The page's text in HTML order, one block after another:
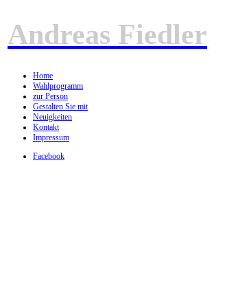
Andreas Fiedler
Home
Wahlprogramm
zur Person
Gestalten Sie mit
Neuigkeiten
Kontakt
Impressum
Facebook